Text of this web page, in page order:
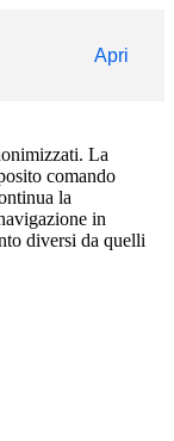
Apri
La
comando
la
in
diversi da quelli